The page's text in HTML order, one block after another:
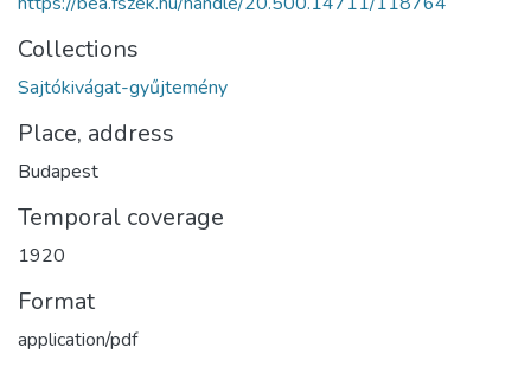
Collections
Sajtókivágat-gyűjtemény
Place, address
Budapest
Temporal coverage
1920
Format
application/pdf